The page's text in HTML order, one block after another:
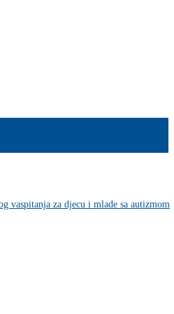
vaspitanja za djecu i mlade sa autizmom